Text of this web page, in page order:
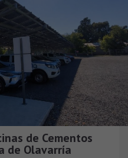
de Cementos
de Olavarría